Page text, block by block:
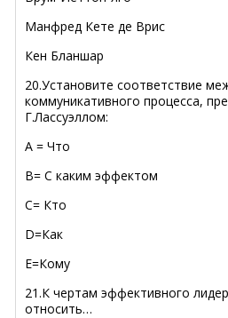
Манфред Кете де Врис
Кен Бланшар
20.Установите соответствие
коммуникативного процесса,
Г.Лассуэллом:
А = Что
B= С каким эффектом
C= Кто
D=Как
E=Кому
21.К чертам эффективного
относить…